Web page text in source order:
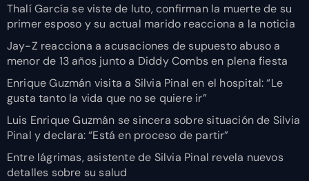
Thalí García se viste de luto, confirman la muerte de su
primer esposo y su actual marido reacciona a la noticia
Jay-Z reacciona a acusaciones de supuesto abuso a
menor de 13 años junto a Diddy Combs en plena fiesta
Enrique Guzmán visita a Silvia Pinal en el hospital: “Le
gusta tanto la vida que no se quiere ir”
Luis Enrique Guzmán se sincera sobre situación de Silvia
Pinal y declara: “Está en proceso de partir”
Entre lágrimas, asistente de Silvia Pinal revela nuevos
detalles sobre su salud